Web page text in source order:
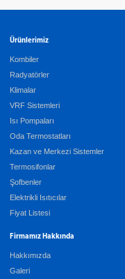
Ürünlerimiz
Kombiler
Radyatörler
Klimalar
VRF Sistemleri
Isı Pompaları
Oda Termostatları
Kazan ve Merkezi Sistemler
Termosifonlar
Şofbenler
Elektrikli Isıtıcılar
Fiyat Listesi
Firmamız Hakkında
Hakkımızda
Galeri